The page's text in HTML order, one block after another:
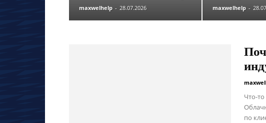
maxwelhelp - 28.07.2026 maxwelhelp -
Что-
по